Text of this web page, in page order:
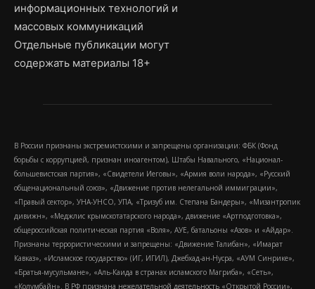
информационных технологий и
массовых коммуникаций
Отдельные публикации могут
содержать материалы 18+
В России признаны экстремистскими и запрещены организации: ФБК (Фонд
борьбы с коррупцией, признан иноагентом), Штабы Навального, «Национал-
большевистская партия», «Свидетели Иеговы», «Армия воли народа», «Русский
общенациональный союз», «Движение против нелегальной иммиграции»,
«Правый сектор», УНА-УНСО, УПА, «Тризуб им. Степана Бандеры», «Мизантропик
дивижн», «Меджлис крымскотатарского народа», движение «Артподготовка»,
общероссийская политическая партия «Воля», АУЕ, батальоны «Азов» и «Айдар».
Признаны террористическими и запрещены: «Движение Талибан», «Имарат
Кавказ», «Исламское государство» (ИГ, ИГИЛ), Джебхад-ан-Нусра, «АУМ Синрике»,
«Братья-мусульмане», «Аль-Каида в странах исламского Магриба», «Сеть»,
«Колумбайн». В РФ признана нежелательной деятельность «Открытой России»,